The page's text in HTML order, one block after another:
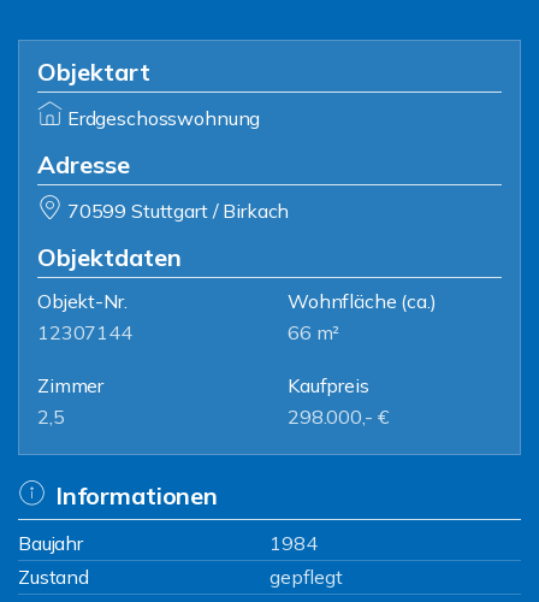
Objektart
Erdgeschosswohnung
Adresse
70599 Stuttgart / Birkach
Objektdaten
Objekt-Nr.
12307144
Wohnfläche (ca.)
66 m²
Zimmer
2,5
Kaufpreis
298.000,- €
Informationen
Baujahr
1984
Zustand
gepflegt